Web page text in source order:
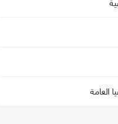
العامة